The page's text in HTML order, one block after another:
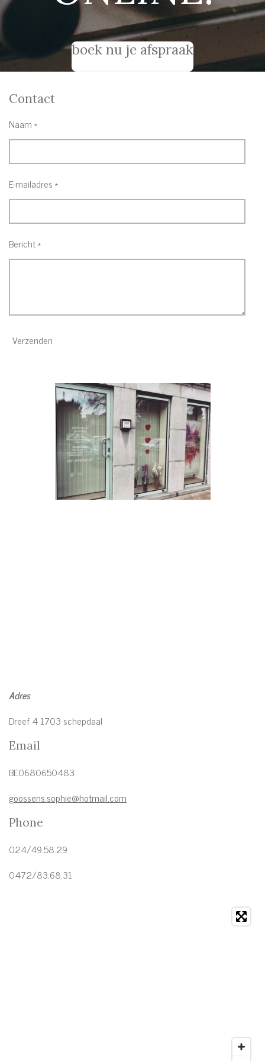
boek nu je afspraak
Contact
Naam *
E-mailadres *
Bericht *
Verzenden
Adres
Dreef 4 1703 schepdaal
Email
BE0680650483
goossens.sophie@hotmail.com
Phone
024/49.58.29
0472/83.68.31